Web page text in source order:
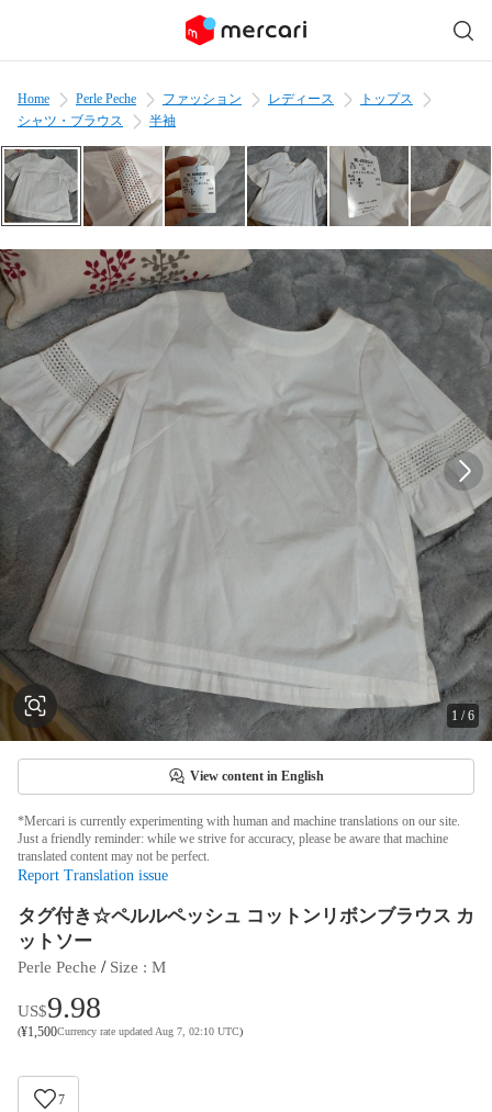
Home Perle Peche ファッション レディース
トップス
シャツ・ブラウス
半袖
1 /6
View content in English
*Mercari is currently experimenting with human and machine translations on our site.
Just a friendly reminder: while we strive for accuracy, please be aware that machine
translated content may not be perfect.
Report Translation issue
タグ付き☆ペルルペッシュ コットンリボンブラウス カ
ットソー
Perle Peche / Size : M
US$9.98
(¥1,500Currency rate updated Aug 7, 02:10 UTC)
7